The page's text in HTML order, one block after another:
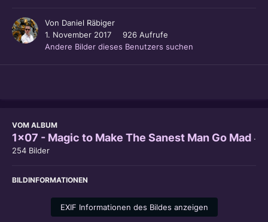
Von Daniel Räbiger
1. November 2017
926 Aufrufe
Andere Bilder dieses Benutzers suchen
VOM ALBUM
1x07 - Magic to Make The Sanest Man Go Mad ·
254 Bilder
BILDINFORMATIONEN
EXIF Informationen des Bildes anzeigen